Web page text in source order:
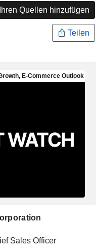
Quellen hinzufügen
Teilen
Sales Officer